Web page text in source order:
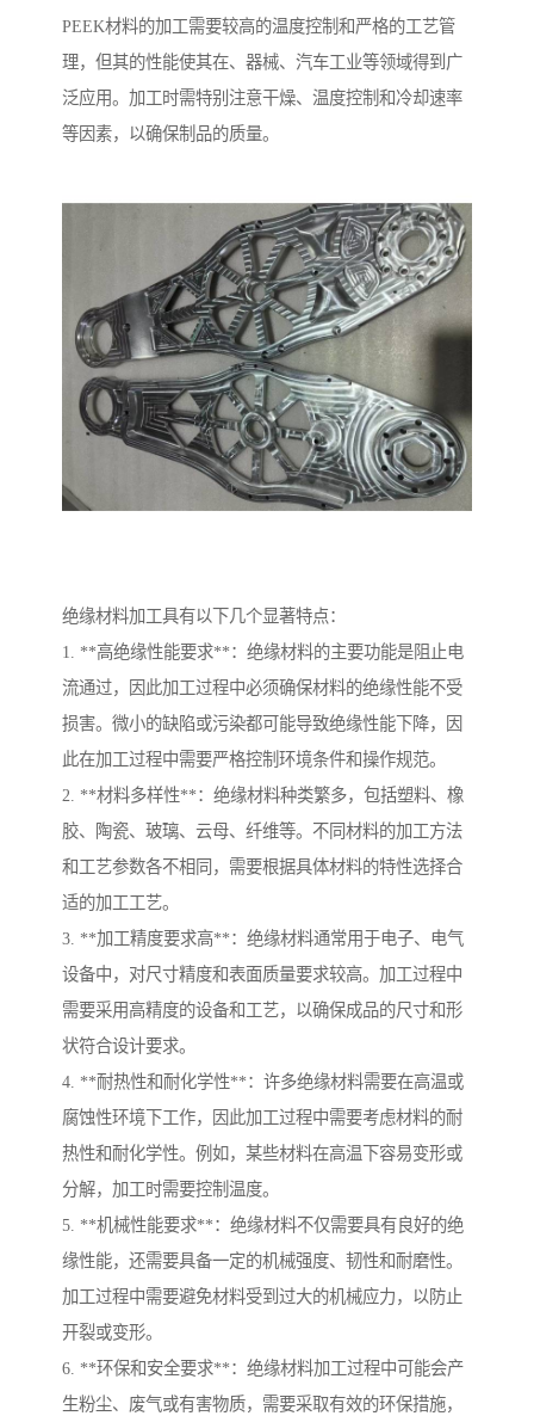
PEEK材料的加工需要较高的温度控制和严格的工艺管
理，但其的性能使其在、器械、汽车工业等领域得到广
泛应用。加工时需特别注意干燥、温度控制和冷却速率
等因素，以确保制品的质量。
绝缘材料加工具有以下几个显著特点：
1. **高绝缘性能要求**：绝缘材料的主要功能是阻止电
流通过，因此加工过程中必须确保材料的绝缘性能不受
损害。微小的缺陷或污染都可能导致绝缘性能下降，因
此在加工过程中需要严格控制环境条件和操作规范。
2. **材料多样性**：绝缘材料种类繁多，包括塑料、橡
胶、陶瓷、玻璃、云母、纤维等。不同材料的加工方法
和工艺参数各不相同，需要根据具体材料的特性选择合
适的加工工艺。
3. **加工精度要求高**：绝缘材料通常用于电子、电气
设备中，对尺寸精度和表面质量要求较高。加工过程中
需要采用高精度的设备和工艺，以确保成品的尺寸和形
状符合设计要求。
4. **耐热性和耐化学性**：许多绝缘材料需要在高温或
腐蚀性环境下工作，因此加工过程中需要考虑材料的耐
热性和耐化学性。例如，某些材料在高温下容易变形或
分解，加工时需要控制温度。
5. **机械性能要求**：绝缘材料不仅需要具有良好的绝
缘性能，还需要具备一定的机械强度、韧性和耐磨性。
加工过程中需要避免材料受到过大的机械应力，以防止
开裂或变形。
6. **环保和安全要求**：绝缘材料加工过程中可能会产
生粉尘、废气或有害物质，需要采取有效的环保措施，